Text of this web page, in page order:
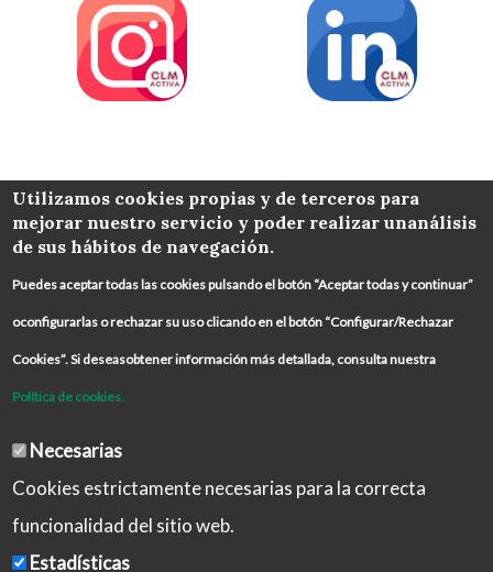
COLABORA
Utilizamos cookies propias y de terceros para
mejorar nuestro servicio y poder realizar unanálisis
de sus hábitos de navegación.
Puedes aceptar todas las cookies pulsando el botón “Aceptar todas y continuar”
oconfigurarlas o rechazar su uso clicando en el botón “Configurar/Rechazar
Cookies”. Si deseasobtener información más detallada, consulta nuestra
Política de cookies.
Necesarias
Cookies estrictamente necesarias para la correcta
funcionalidad del sitio web.
Estadísticas